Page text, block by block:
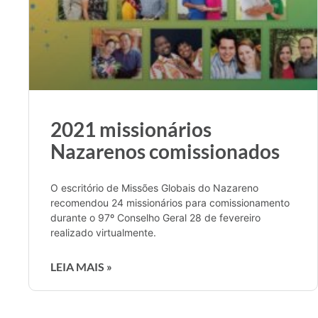
2021 missionários
Nazarenos comissionados
O escritório de Missões Globais do Nazareno
recomendou 24 missionários para comissionamento
durante o 97º Conselho Geral 28 de fevereiro
realizado virtualmente.
LEIA MAIS »